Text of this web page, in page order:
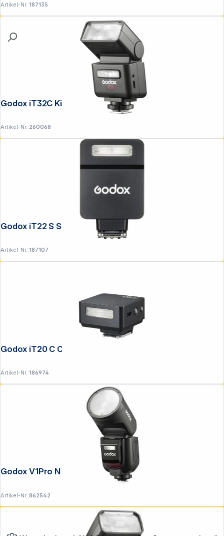
Artikel-Nr.:187135
Godox iT32C Kit Canon mit Trigger X5
Artikel-Nr.:260068
Godox iT22 S Sony schwarz
Artikel-Nr.:187107
Artikel-Nr.:186974
Artikel-Nr.:862542